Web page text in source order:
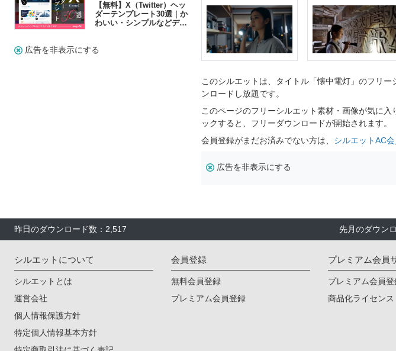
【無料】X（Twitter）ヘッ
ダーテンプレート30選｜か
わいい・シンプルなどデザ
広告を非表示にする
このシルエットは、タイトル「懐中電灯」のフリ
ンロードし放題です。
このページのフリーシルエット素材・画像が気に入
ックすると、フリーダウンロードが開始されます。
会員登録がまだお済みでない方は、 シルエットAC会
広告を非表示にする
昨日のダウンロード数：2,517 先月のダウン
シルエットについて
シルエットとは
運営会社
個人情報保護方針
特定個人情報基本方針
会員登録
無料会員登録
プレミアム会員登録
プレミアム会員
プレミアム会員登
商品化ライセンス